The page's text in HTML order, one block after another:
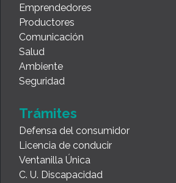
Emprendedores
Productores
Comunicación
Salud
Ambiente
Seguridad
Trámites
Defensa del consumidor
Licencia de conducir
Ventanilla Única
C. U. Discapacidad